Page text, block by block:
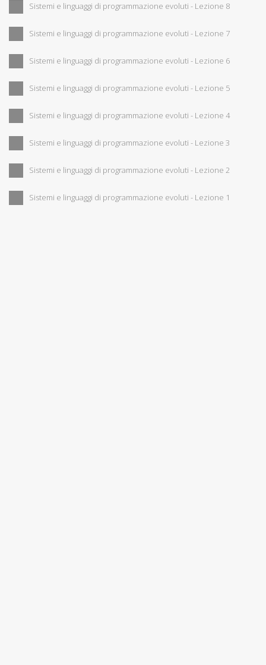
Sistemi e linguaggi di programmazione evoluti - Lezione 8
Sistemi e linguaggi di programmazione evoluti - Lezione 7
Sistemi e linguaggi di programmazione evoluti - Lezione 6
Sistemi e linguaggi di programmazione evoluti - Lezione 5
Sistemi e linguaggi di programmazione evoluti - Lezione 4
Sistemi e linguaggi di programmazione evoluti - Lezione 3
Sistemi e linguaggi di programmazione evoluti - Lezione 2
Sistemi e linguaggi di programmazione evoluti - Lezione 1